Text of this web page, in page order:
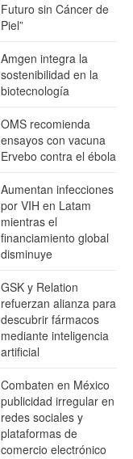
Futuro sin Cáncer de
Piel”
Amgen integra la
sostenibilidad en la
biotecnología
OMS recomienda
ensayos con vacuna
Ervebo contra el ébola
Aumentan infecciones
por VIH en Latam
mientras el
financiamiento global
disminuye
GSK y Relation
refuerzan alianza para
descubrir fármacos
mediante inteligencia
artificial
Combaten en México
publicidad irregular en
redes sociales y
plataformas de
comercio electrónico